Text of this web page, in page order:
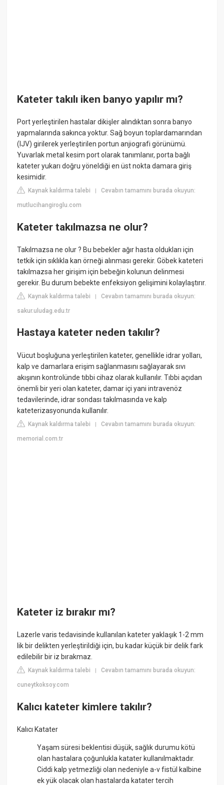
Kateter takılı iken banyo yapılır mı?
Port yerleştirilen hastalar dikişler alındıktan sonra banyo
yapmalarında sakınca yoktur. Sağ boyun toplardamarından
(IJV) girilerek yerleştirilen portun anjiografi görünümü.
Yuvarlak metal kesim port olarak tanımlanır, porta bağlı
kateter yukarı doğru yöneldiği en üst nokta damara giriş
kesimidir.
Kaynak kaldırma talebi |Cevabın tamamını burada okuyun:
mutlucihangiroglu.com
Kateter takılmazsa ne olur?
Takılmazsa ne olur ? Bu bebekler ağır hasta oldukları için
tetkik için sıklıkla kan örneği alınması gerekir. Göbek kateteri
takılmazsa her girişim için bebeğin kolunun delinmesi
gerekir. Bu durum bebekte enfeksiyon gelişimini kolaylaştırır.
Kaynak kaldırma talebi |Cevabın tamamını burada okuyun:
sakur.uludag.edu.tr
Hastaya kateter neden takılır?
Vücut boşluğuna yerleştirilen kateter, genellikle idrar yolları,
kalp ve damarlara erişim sağlanmasını sağlayarak sıvı
akışının kontrolünde tıbbi cihaz olarak kullanılır. Tıbbi açıdan
önemli bir yeri olan kateter, damar içi yani intravenöz
tedavilerinde, idrar sondası takılmasında ve kalp
kateterizasyonunda kullanılır.
Kaynak kaldırma talebi |Cevabın tamamını burada okuyun:
memorial.com.tr
Kateter iz bırakır mı?
Lazerle varis tedavisinde kullanılan kateter yaklaşık 1-2 mm
lik bir delikten yerleştirildiği için, bu kadar küçük bir delik fark
edilebilir bir iz bırakmaz.
Kaynak kaldırma talebi |Cevabın tamamını burada okuyun:
cuneytkoksoy.com
Kalıcı kateter kimlere takılır?
Kalıcı Katater
Yaşam süresi beklentisi düşük, sağlık durumu kötü
olan hastalara çoğunlukla katater kullanılmaktadır.
Ciddi kalp yetmezliği olan nedeniyle a-v fistül kalbine
ek yük olacak olan hastalarda katater tercih